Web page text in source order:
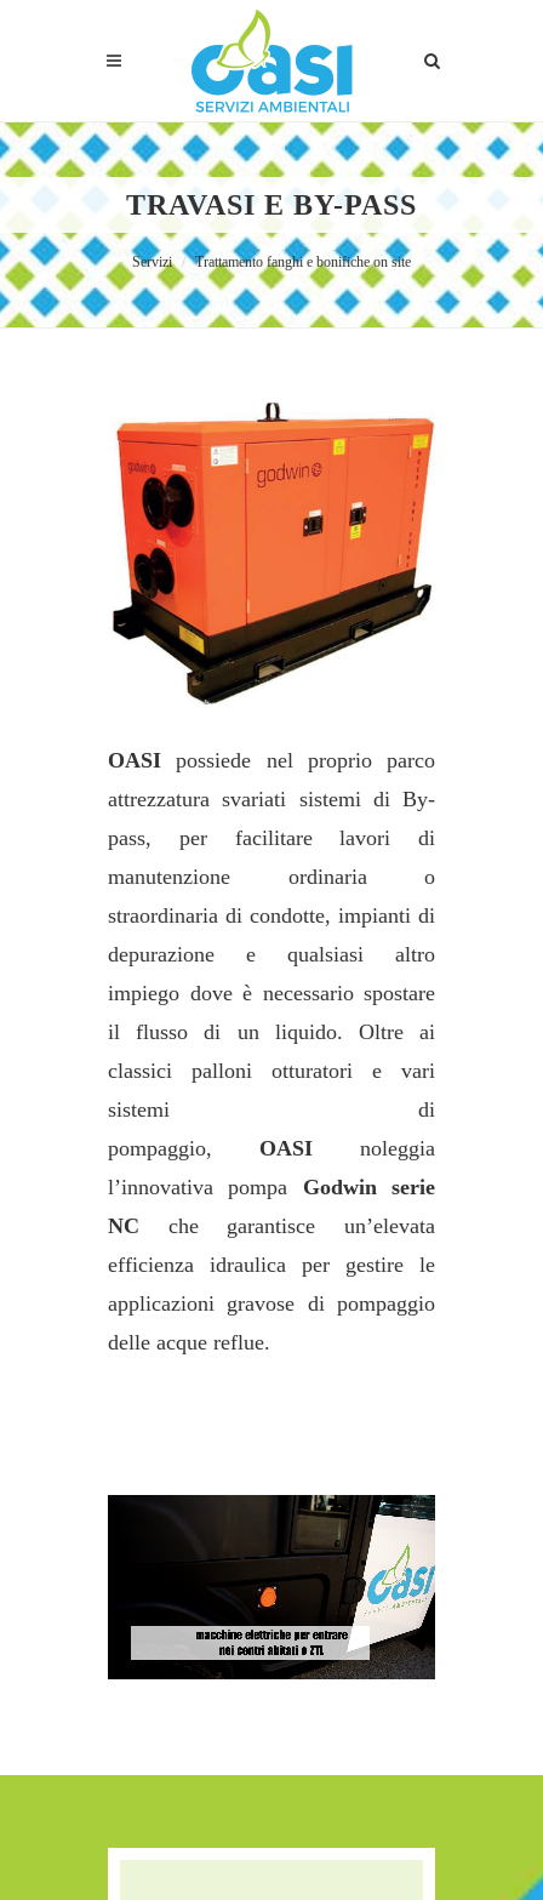
TRAVASI E BY-PASS
Servizi Trattamento fanghi e bonifiche on site
OASI possiede nel proprio parco
attrezzatura svariati sistemi di By-
pass, per facilitare lavori di
manutenzione ordinaria o
straordinaria di condotte, impianti di
depurazione e qualsiasi altro
impiego dove è necessario spostare
il flusso di un liquido. Oltre ai
classici palloni otturatori e vari
sistemi di
pompaggio, OASI noleggia
l’innovativa pompa Godwin serie
NC che garantisce un’elevata
efficienza idraulica per gestire le
applicazioni gravose di pompaggio
delle acque reflue.